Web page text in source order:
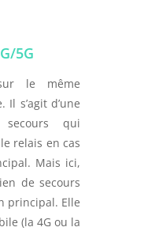
5G
le même
s’agit d’une
qui
relais en cas
Mais ici,
de secours
principal. Elle
(la 4G ou la